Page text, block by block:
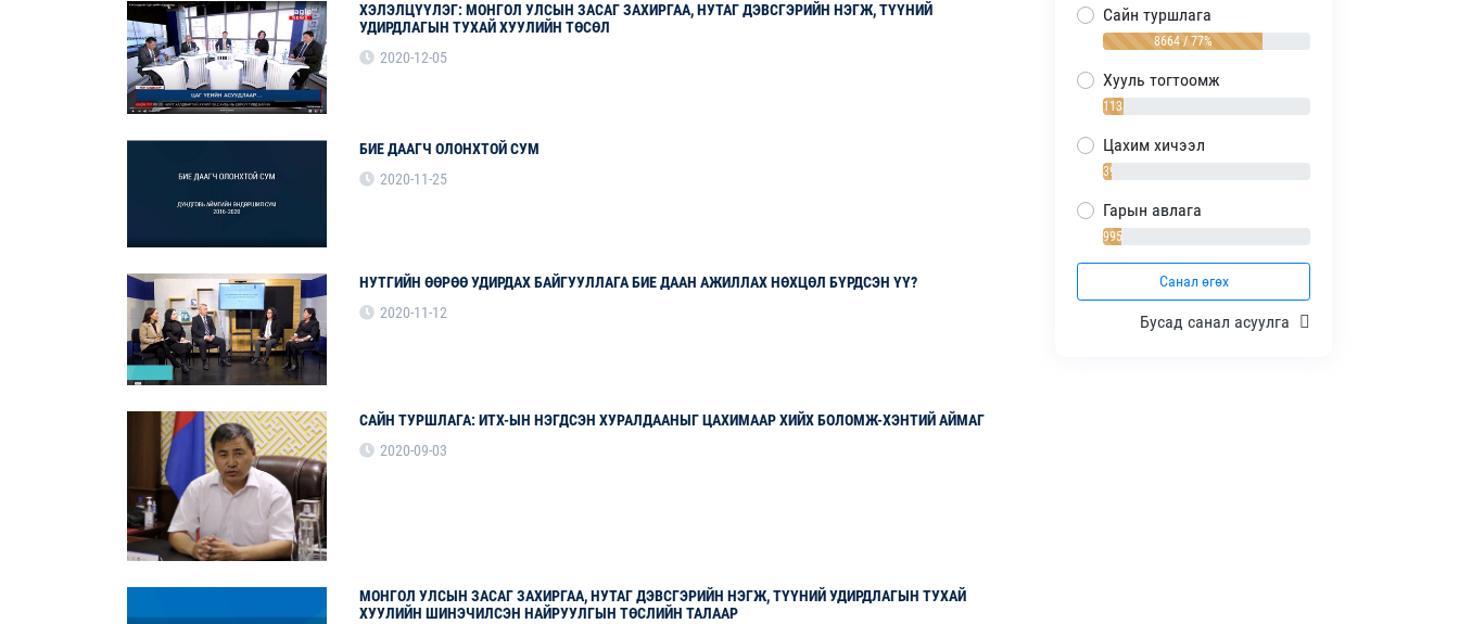
ХЭЛЭЛЦҮҮЛЭГ: МОНГОЛ УЛСЫН ЗАСАГ ЗАХИРГАА, НУТАГ ДЭВСГЭРИЙН НЭГЖ, ТҮҮНИЙ
УДИРДЛАГЫН ТУХАЙ ХУУЛИЙН ТӨСӨЛ
2020-12-05
БИЕ ДААГЧ ОЛОНХТОЙ СУМ
2020-11-25
НУТГИЙН ӨӨРӨӨ УДИРДАХ БАЙГУУЛЛАГА БИЕ ДААН АЖИЛЛАХ НӨХЦӨЛ БҮРДСЭН ҮҮ?
2020-11-12
САЙН ТУРШЛАГА: ИТХ-ЫН НЭГДСЭН ХУРАЛДААНЫГ ЦАХИМААР ХИЙХ БОЛОМЖ-ХЭНТИЙ АЙМАГ
2020-09-03
МОНГОЛ УЛСЫН ЗАСАГ ЗАХИРГАА, НУТАГ ДЭВСГЭРИЙН НЭГЖ, ТҮҮНИЙ УДИРДЛАГЫН ТУХАЙ
ХУУЛИЙН ШИНЭЧИЛСЭН НАЙРУУЛГЫН ТӨСЛИЙН ТАЛААР
Сайн туршлага
8664 / 77%
Хууль тогтоомж
1138 / 10%
Цахим хичээл
392 / 4%
Гарын авлага
995 / 9%
Санал өгөх
Бусад санал асуулга